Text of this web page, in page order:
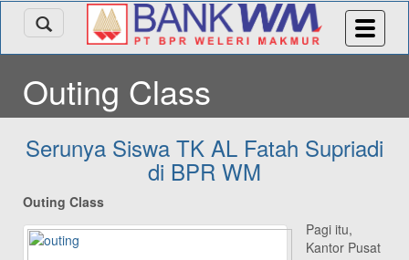
Outing Class
Serunya Siswa TK AL Fatah Supriadi
di BPR WM
Outing Class
Pagi itu,
Kantor Pusat